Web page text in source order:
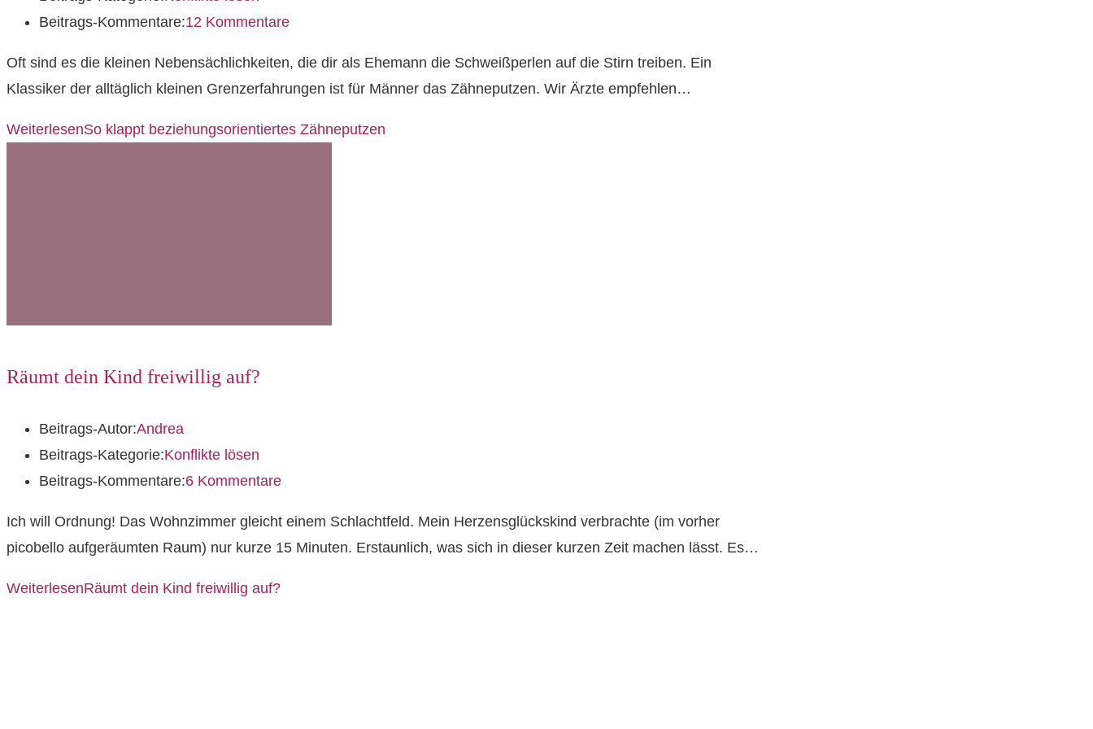
Beitrags-Kommentare:12 Kommentare
Oft sind es die kleinen Nebensächlichkeiten, die dir als Ehemann die Schweißperlen auf die Stirn treiben. Ein
Klassiker der alltäglich kleinen Grenzerfahrungen ist für Männer das Zähneputzen. Wir Ärzte empfehlen…
WeiterlesenSo klappt beziehungsorientiertes Zähneputzen
Räumt dein Kind freiwillig auf?
Beitrags-Autor:Andrea
Beitrags-Kategorie:Konflikte lösen
Beitrags-Kommentare:6 Kommentare
Ich will Ordnung! Das Wohnzimmer gleicht einem Schlachtfeld. Mein Herzensglückskind verbrachte (im vorher
picobello aufgeräumten Raum) nur kurze 15 Minuten. Erstaunlich, was sich in dieser kurzen Zeit machen lässt. Es…
WeiterlesenRäumt dein Kind freiwillig auf?